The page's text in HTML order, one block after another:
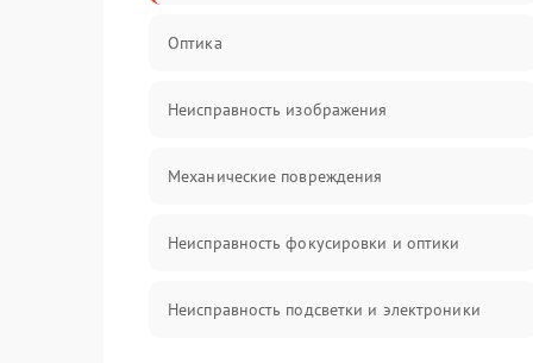
Оптика
Неисправность изображения
Механические повреждения
Неисправность фокусировки и оптики
Неисправность подсветки и электроники